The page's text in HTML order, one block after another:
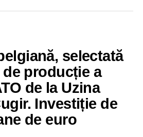
selectată
producție a
de la Uzina
Investiție de
de euro